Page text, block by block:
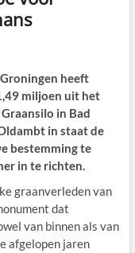
heeft
miljoen uit het
in Bad
in staat de
bestemming te
in te richten.
graanverleden van
dat
van binnen als van
afgelopen jaren